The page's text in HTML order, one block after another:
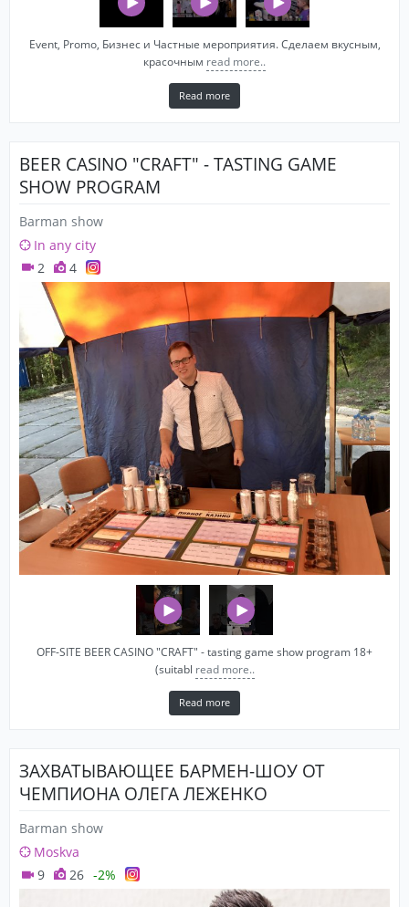
Event, Promo, Бизнес и Частные мероприятия. Сделаем вкусным,
красочным read more..
Read more
BEER CASINO "CRAFT" - TASTING GAME
SHOW PROGRAM
Barman show
In any city
2
4
OFF-SITE BEER CASINO "CRAFT" - tasting game show program 18+
(suitabl read more..
Read more
ЗАХВАТЫВАЮЩЕЕ БАРМЕН-ШОУ ОТ
ЧЕМПИОНА ОЛЕГА ЛЕЖЕНКО
Barman show
Moskva
9
26 -2%